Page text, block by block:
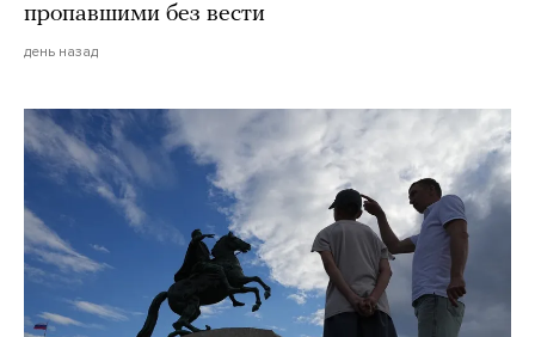
пропавшими без вести
день назад